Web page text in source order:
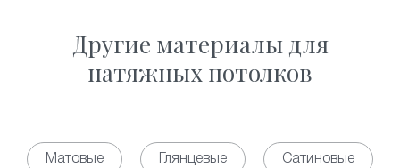
эффектно смотрятся с красивыми точечными
светильниками. Наши специалисты составят
дизайн-проект и помогут подобрать вариант,
подходящий именно для Вашего помещения.
Многоуровневые натяжные потолки запросто
Другие материалы для
натяжных потолков
Матовые Глянцевые Сатиновые